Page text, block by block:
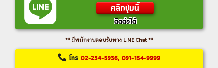
คลิกปุ่มนี้
ติดต่อได้
** มีพนักงานตอบรับทาง LINE Chat **
โทร 02-234-5936, 091-154-9999